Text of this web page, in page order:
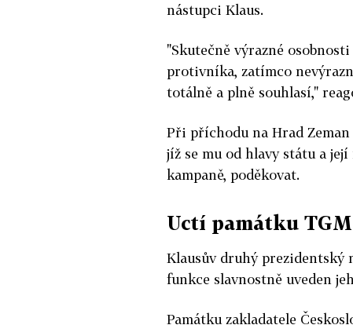
nástupci Klaus.
"Skutečně výrazné
protivníka, zatímco
totálně a plně souhlasí,"
Při příchodu na Hrad Zeman
jíž se mu od hlavy státu a
kampaně, poděkovat.
Uctí památku TGM
Klausův druhý prezidentský
funkce slavnostně uveden
Památku zakladatele